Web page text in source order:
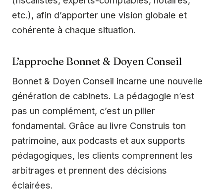
etc.), afin d’apporter une vision globale et
cohérente à chaque situation.
L’approche Bonnet & Doyen Conseil
Bonnet & Doyen Conseil incarne une nouvelle
génération de cabinets. La pédagogie n’est
pas un complément, c’est un pilier
fondamental. Grâce au livre Construis ton
patrimoine, aux podcasts et aux supports
pédagogiques, les clients comprennent les
arbitrages et prennent des décisions
éclairées.